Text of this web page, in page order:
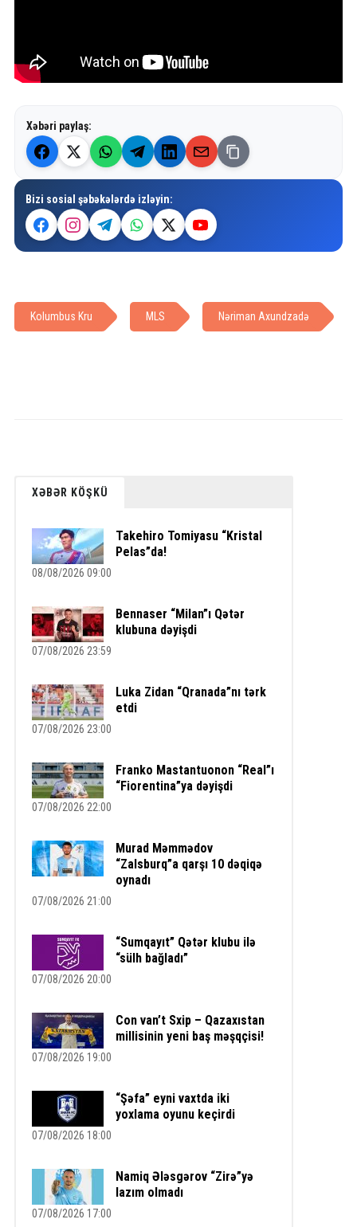
Xəbəri paylaş:
Bizi sosial şəbəkələrdə izləyin:
Kolumbus Kru MLS Nəriman Axundzadə
XƏBƏR KÖŞKÜ
Takehiro Tomiyasu “Kristal
Pelas”da!
08/08/2026 09:00
Bennaser “Milan”ı Qətər
klubuna dəyişdi
07/08/2026 23:59
Luka Zidan “Qranada”nı tərk
etdi
07/08/2026 23:00
Franko Mastantuonon “Real”ı
“Fiorentina”ya dəyişdi
07/08/2026 22:00
Murad Məmmədov
“Zalsburq”a qarşı 10 dəqiqə
oynadı
07/08/2026 21:00
“Sumqayıt” Qətər klubu ilə
“sülh bağladı”
07/08/2026 20:00
Con van’t Sxip – Qazaxıstan
millisinin yeni baş məşqçisi!
07/08/2026 19:00
“Şəfa” eyni vaxtda iki
yoxlama oyunu keçirdi
07/08/2026 18:00
Namiq Ələsgərov “Zirə”yə
lazım olmadı
07/08/2026 17:00